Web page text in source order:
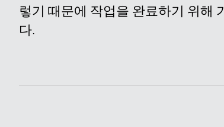
렇기 때문에 작업을 완료하기 위해
다.